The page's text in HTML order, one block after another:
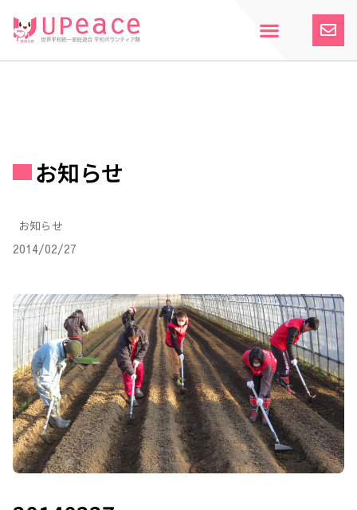
ス
お知らせ
お知らせ
2014/02/27